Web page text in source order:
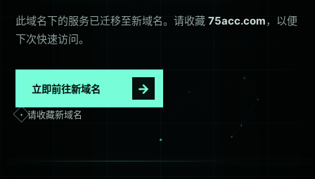
此域名下的服务已迁移至新域名。请收藏 75acc.com，以便
下次快速访问。
立即前往新域名 →
+ 请收藏新域名